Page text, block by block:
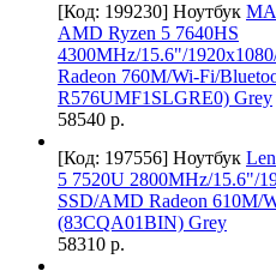
[Код: 199230] Ноутбук
AMD Ryzen 5 7640HS
4300MHz/15.6"/
Radeon 760M/Wi-Fi/
R576UMF1SLGRE0) Grey
58540 р.
[Код: 197556] Ноутбук
5 7520U 2800MHz/15.6"/
SSD/AMD Radeon 610M/
(83CQA01BIN) Grey
58310 р.